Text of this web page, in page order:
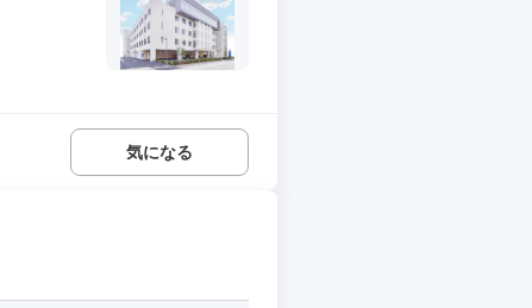
気になる